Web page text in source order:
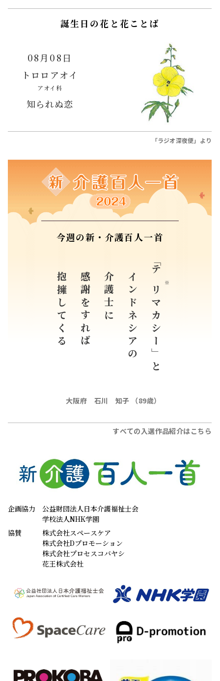
誕生日の花と花ことば
08月08日
トロロアオイ
アオイ科
知られぬ恋
「ラジオ深夜便」より
今週の新・介護百人一首
「
テリ ※
マカシー」と
インドネシアの
介護士に
感謝をすれば
抱擁してくる
大阪府 石川 知子 （89歳）
すべての入選作品紹介はこちら
企画協力
公益財団法人日本介護福祉士会
学校法人NHK学園
協賛
株式会社スペースケア
株式会社Dプロモーション
株式会社プロセスコバヤシ
花王株式会社